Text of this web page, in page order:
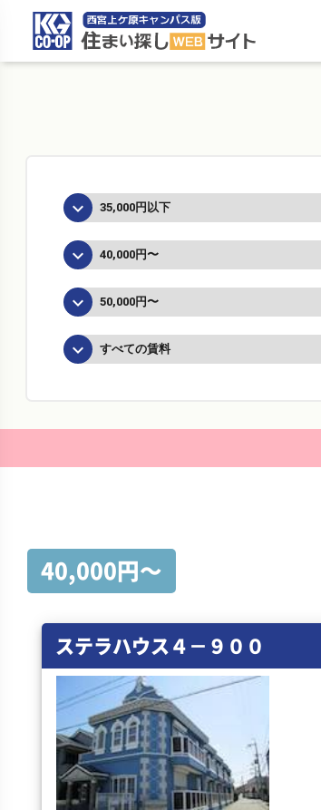
keyboard_arrow_down 35,000円以下
keyboard_arrow_down 40,000円〜
keyboard_arrow_down 50,000円〜
keyboard_arrow_down すべての賃料
40,000円〜
ステラハウス４－９００